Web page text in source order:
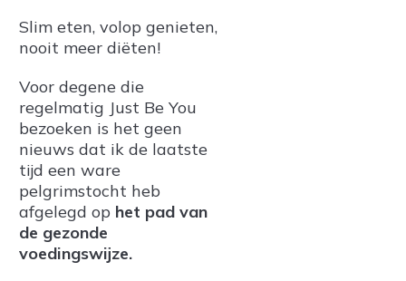
Slim eten, volop genieten,
nooit meer diëten!
Voor degene die
regelmatig Just Be You
bezoeken is het geen
nieuws dat ik de laatste
tijd een ware
pelgrimstocht heb
afgelegd op het pad van
de gezonde
voedingswijze.